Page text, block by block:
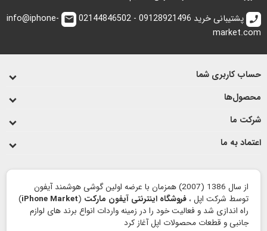
call پشتیبانی خرید 09128921496 - 02144846502 email
info@iphone-
market.com
حساب کاربری شما
محصول‌ها
شرکت ما
اعتماد به ما
از سال 1386 (2007) همزمان با عرضه اولین گوشی هوشمند آیفون
توسط شرکت اپل ، فروشگاه اینترنتی آیفون مارکت (
iPhone Market
)
راه اندازی شد و فعالیت خود را در زمینه واردات انواع برند های لوازم
جانبی و قطعات محصولات اپل آغاز کرد